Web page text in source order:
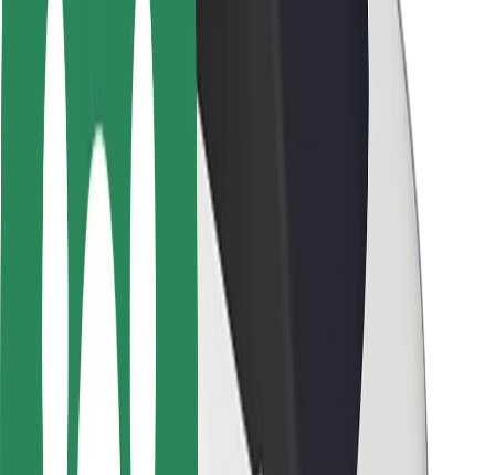
Bezpečnost cestujících
Bezpečnost řidičů
Bezpečnost na koloběžce
Laboratoř bezpečnosti
Města
Lokality
Řešení pro města
Letiště
Nabíjecí stanice Bolt
Podpora
Pro cestující